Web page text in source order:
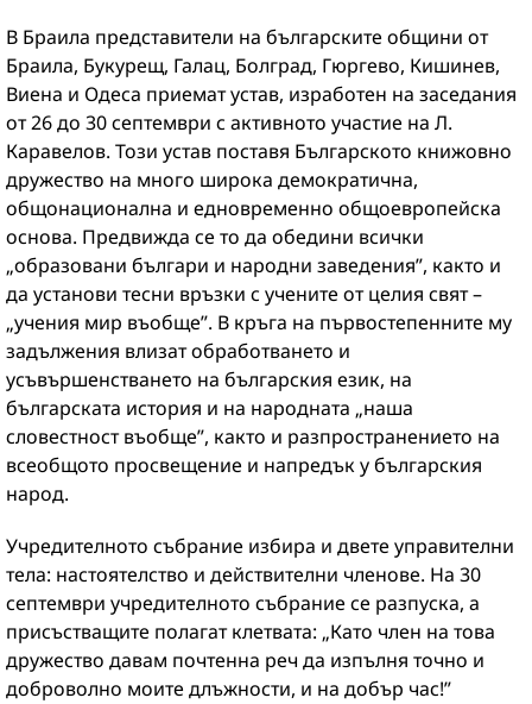
В Браила представители на българските общини от
Браила, Букурещ, Галац, Болград, Гюргево, Кишинев,
Виена и Одеса приемат устав, изработен на заседания
от 26 до 30 септември с активното участие на Л.
Каравелов. Този устав поставя Българското книжовно
дружество на много широка демократична,
общонационална и едновременно общоевропейска
основа. Предвижда се то да обедини всички
„образовани българи и народни заведения”, както и
да установи тесни връзки с учените от целия свят –
„учения мир въобще”. В кръга на първостепенните му
задължения влизат обработването и
усъвършенстването на българския език, на
българската история и на народната „наша
словестност въобще”, както и разпространението на
всеобщото просвещение и напредък у българския
народ.
Учредителното събрание избира и двете управителни
тела: настоятелство и действителни членове. На 30
септември учредителното събрание се разпуска, а
присъстващите полагат клетвата: „Като член на това
дружество давам почтенна реч да изпълня точно и
доброволно моите длъжности, и на добър час!”